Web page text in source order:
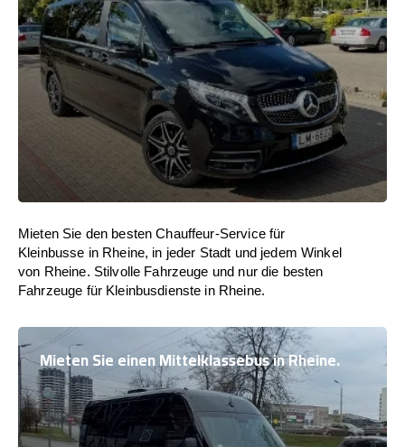
Mieten Sie den besten Chauffeur-Service für
Kleinbusse in Rheine, in jeder Stadt und jedem Winkel
von Rheine. Stilvolle Fahrzeuge und nur die besten
Fahrzeuge für Kleinbusdienste in Rheine.
Mieten Sie einen Mittelklassebus in Rheine.